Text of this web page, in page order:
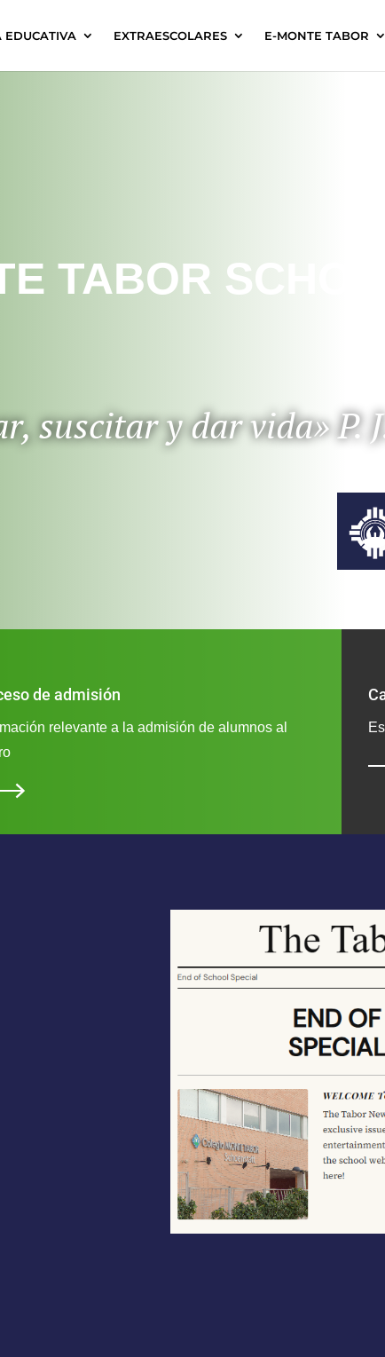
EDUCATIVA EXTRAESCOLARES E-MONTE TABOR
TABOR
suscitar y dar vida» P.
de admisión
relevante a la admisión de alumnos al